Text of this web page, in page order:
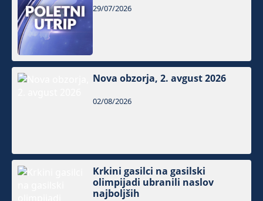
29/07/2026
Nova obzorja, 2. avgust 2026
02/08/2026
Krkini gasilci na gasilski
olimpijadi ubranili naslov
najboljših